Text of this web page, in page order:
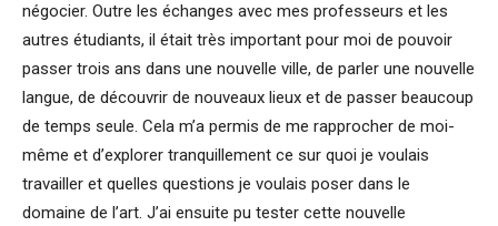
négocier. Outre les échanges avec mes professeurs et les
autres étudiants, il était très important pour moi de pouvoir
passer trois ans dans une nouvelle ville, de parler une nouvelle
langue, de découvrir de nouveaux lieux et de passer beaucoup
de temps seule. Cela m’a permis de me rapprocher de moi-
même et d’explorer tranquillement ce sur quoi je voulais
travailler et quelles questions je voulais poser dans le
domaine de l’art. J’ai ensuite pu tester cette nouvelle